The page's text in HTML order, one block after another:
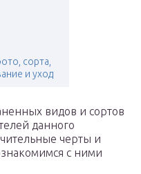
сорта,
и уход
видов и сортов
данного
черты и
с ними